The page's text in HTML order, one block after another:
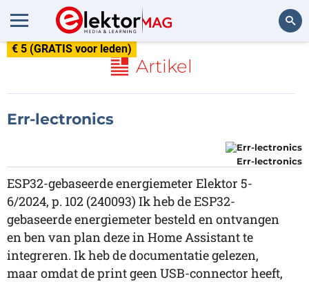
€ 5 (GRATIS voor leden)
Artikel
Err-lectronics
Err-lectronics
ESP32-gebaseerde energiemeter Elektor 5-
6/2024, p. 102 (240093) Ik heb de ESP32-
gebaseerde energiemeter besteld en ontvangen
en ben van plan deze in Home Assistant te
integreren. Ik heb de documentatie gelezen,
maar omdat de print geen USB-connector heeft,